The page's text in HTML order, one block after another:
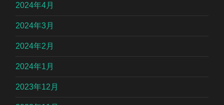
2024年4月
2024年3月
2024年2月
2024年1月
2023年12月